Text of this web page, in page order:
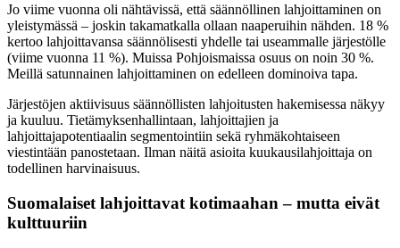
Jo viime vuonna oli nähtävissä, että säännöllinen lahjoittaminen on
yleistymässä – joskin takamatkalla ollaan naaperuihin nähden. 18 %
kertoo lahjoittavansa säännölisesti yhdelle tai useammalle järjestölle
(viime vuonna 11 %). Muissa Pohjoismaissa osuus on noin 30 %.
Meillä satunnainen lahjoittaminen on edelleen dominoiva tapa.
Järjestöjen aktiivisuus säännöllisten lahjoitusten hakemisessa näkyy
ja kuuluu. Tietämyksenhallintaan, lahjoittajien ja
lahjoittajapotentiaalin segmentointiin sekä ryhmäkohtaiseen
viestintään panostetaan. Ilman näitä asioita kuukausilahjoittaja on
todellinen harvinaisuus.
Suomalaiset lahjoittavat kotimaahan – mutta eivät
kulttuuriin